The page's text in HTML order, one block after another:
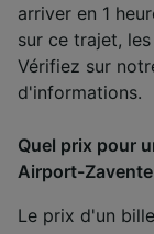
arriver en 1
sur ce trajet,
Vérifiez sur
d'informations.
Quel prix pour
Airport-
Le prix d'un